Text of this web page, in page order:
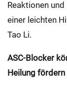
Reaktionen
einer leichten
Tao Li.
ASC-Blocker
Heilung fördern